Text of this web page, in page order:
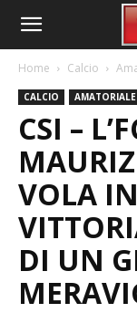
Home Calcio
CALCIO AMATORIALE
CSI –
VOLA
DI UN